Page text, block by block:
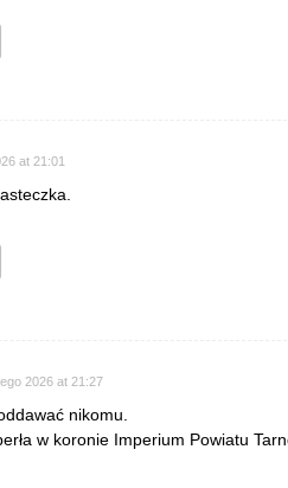
at 21:01
2026 at 21:27
nikomu.
w koronie Imperium Powiatu